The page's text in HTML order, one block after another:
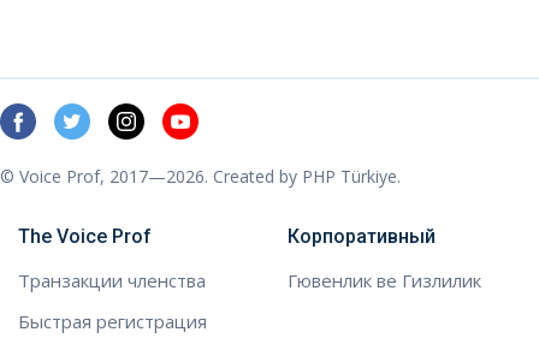
The Voice Prof
Транзакции членства
Быстрая регистрация
Корпоративный
Гювенлик ве Гизлилик
© Voice Prof, 2017—2026. Created by PHP Türkiye.